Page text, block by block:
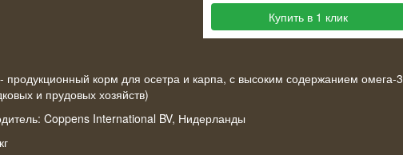
Купить в 1 клик
продукционный корм для осетра и карпа, с высоким содержанием омега-3
и прудовых хозяйств)
Coppens International BV, Нидерланды